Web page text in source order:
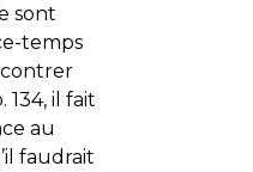
sont
temps
134, il fait
au
faudrait